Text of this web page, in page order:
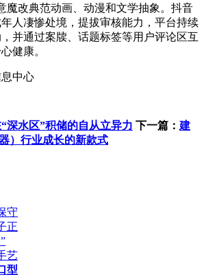
魔改典范动画、动漫和文学抽象。抖音
人凄惨处境，提拔审核能力，平台持续
并通过案牍、话题标签等用户评论区互
健康。
中心
深水区”积储的自从立异力 下一篇： 建
）行业成长的新款式
守
正
艺
型